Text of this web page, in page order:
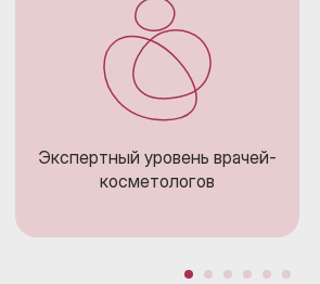
Экспертный уровень врачей-
косметологов